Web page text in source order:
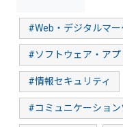
#Web・デジタルマ
#ソフトウェア・アプ
#情報セキュリティ
#コミュニケーション